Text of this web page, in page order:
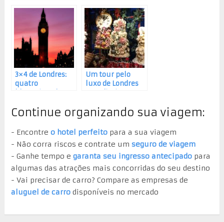
Londres
Bath
3×4 de Londres:
quatro
três destaques de
Um tour pelo
luxo de Londres
Continue organizando sua viagem:
- Encontre o hotel perfeitopara a sua viagem
- Não corra riscos e contrate um seguro de viagem
- Ganhe tempo e garanta seu ingresso antecipadopara
algumas das atrações mais concorridas do seu destino
- Vai precisar de carro? Compare as empresas de
aluguel de carrodisponíveis no mercado